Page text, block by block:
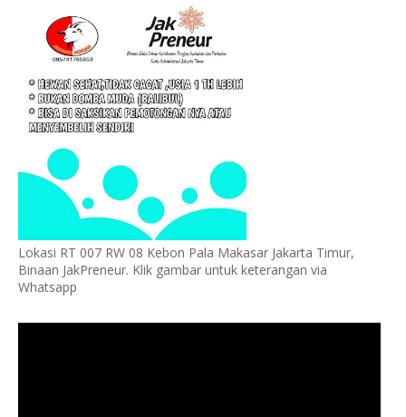
Lokasi RT 007 RW 08 Kebon Pala Makasar Jakarta Timur,
Binaan JakPreneur. Klik gambar untuk keterangan via
Whatsapp